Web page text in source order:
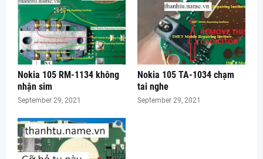
Nokia 105 RM-1134 không
nhận sim
September 29, 2021
Nokia 105 TA-1034 chạm
tai nghe
September 29, 2021